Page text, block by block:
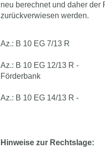
neu berechnet und daher der
zurückverwiesen werden.
Az.: B 10 EG 7/13 R
Az.: B 10 EG 12/13 R -
Förderbank
Az.: B 10 EG 14/13 R -
Hinweise zur Rechtslage: